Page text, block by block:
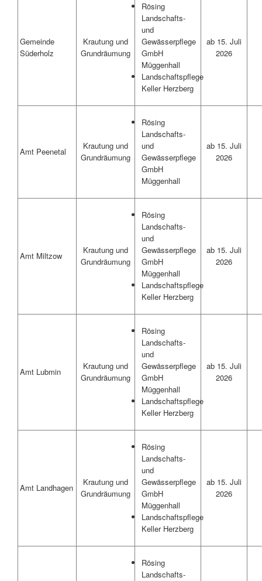
Gemeinde
Süderholz
Krautung und
Grundräumung
Rösing
Landschafts-
und
Gewässerpflege
GmbH
Müggenhall
Landschaftspflege
Keller Herzberg
ab 15. Juli
2026
Amt Peenetal
Krautung und
Grundräumung
Rösing
Landschafts-
und
Gewässerpflege
GmbH
Müggenhall
ab 15. Juli
2026
Amt Miltzow
Krautung und
Grundräumung
Rösing
Landschafts-
und
Gewässerpflege
GmbH
Müggenhall
Landschaftspflege
Keller Herzberg
ab 15. Juli
2026
Amt Lubmin
Krautung und
Grundräumung
Rösing
Landschafts-
und
Gewässerpflege
GmbH
Müggenhall
Landschaftspflege
Keller Herzberg
ab 15. Juli
2026
Amt Landhagen
Krautung und
Grundräumung
Rösing
Landschafts-
und
Gewässerpflege
GmbH
Müggenhall
Landschaftspflege
Keller Herzberg
ab 15. Juli
2026
Rösing
Landschafts-